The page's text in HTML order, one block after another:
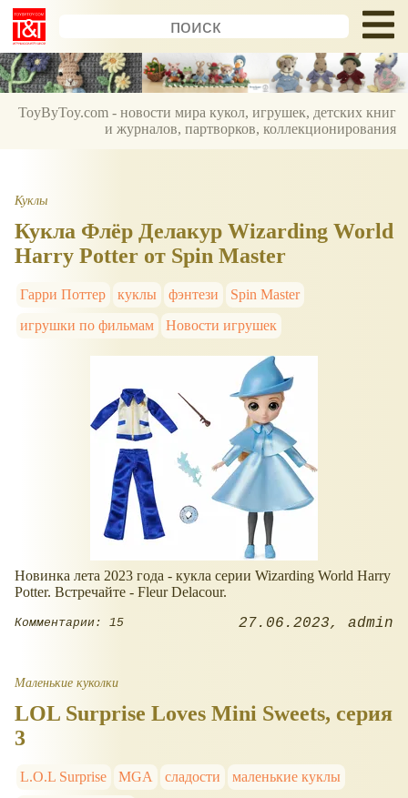
ToyByToy.com - новости мира кукол, игрушек, детских книг
и журналов, партворков, коллекционирования
Куклы
Кукла Флёр Делакур Wizarding World
Harry Potter от Spin Master
Гарри Поттер куклы фэнтези
Spin Master
игрушки по фильмам
Новости игрушек
Новинка лета 2023 года - кукла серии Wizarding World Harry
Potter. Встречайте - Fleur Delacour.
Комментарии: 15 27.06.2023 admin
Маленькие куколки
LOL Surprise Loves Mini Sweets, серия
3
L.O.L Surprise MGA сладости
маленькие куклы